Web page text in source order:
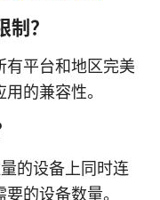
？
有平台和地区完美
的兼容性。
的设备上同时连
的设备数量。